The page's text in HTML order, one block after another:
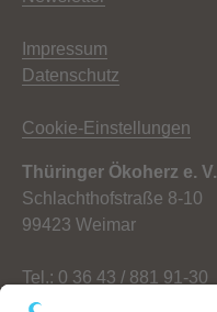
Impressum
Datenschutz
Cookie-Einstellungen
Thüringer Ökoherz e. V.
Schlachthofstraße 8-10
99423 Weimar
Tel.: 0 36 43 / 881 91-30
Fax: 0 36 43 / 881 91-59